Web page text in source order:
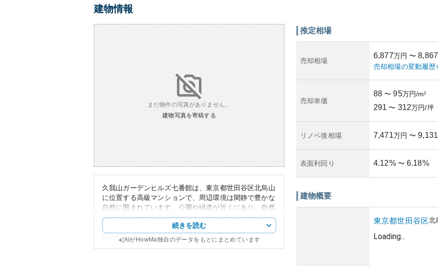
建物情報
まだ物件の写真がありません。
建物写真を寄稿する
久我山ガーデンヒルズ七番館は、東京都世田谷区北烏山
に位置する高級マンションで、周辺環境は閑静で豊かな
自然に囲まれています。公園や緑道が近くにあり、自然
を感じながらの生活が可能です。また、生活利便性も良
く、商業施設や店舗も徒歩圏内に多く存在するため、日
常の買い物にも便利な立地です。
続きを読む
AIがHowMa独自のデータをもとにまとめています
推定相場
売却相場
6,877万円 〜 8,867
売却相場の変動履歴
売却単価
88 〜 95万円/m²
291 〜 312万円/坪
リノベ後相場 7,471万円 〜 9,131
表面利回り 4.12% 〜 6.18%
建物概要
東京都世田谷区北
Loading...